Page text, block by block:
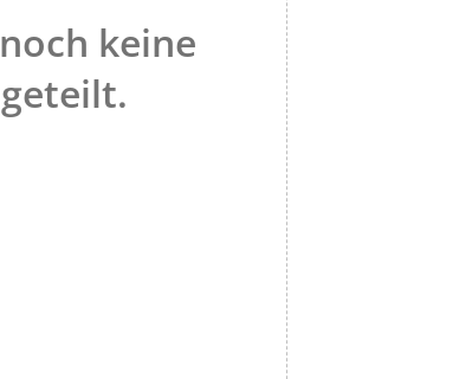
keine